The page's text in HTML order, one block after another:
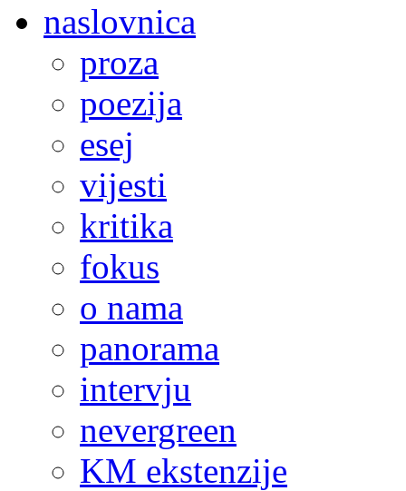
naslovnica
proza
poezija
esej
vijesti
kritika
fokus
o nama
panorama
intervju
nevergreen
KM ekstenzije